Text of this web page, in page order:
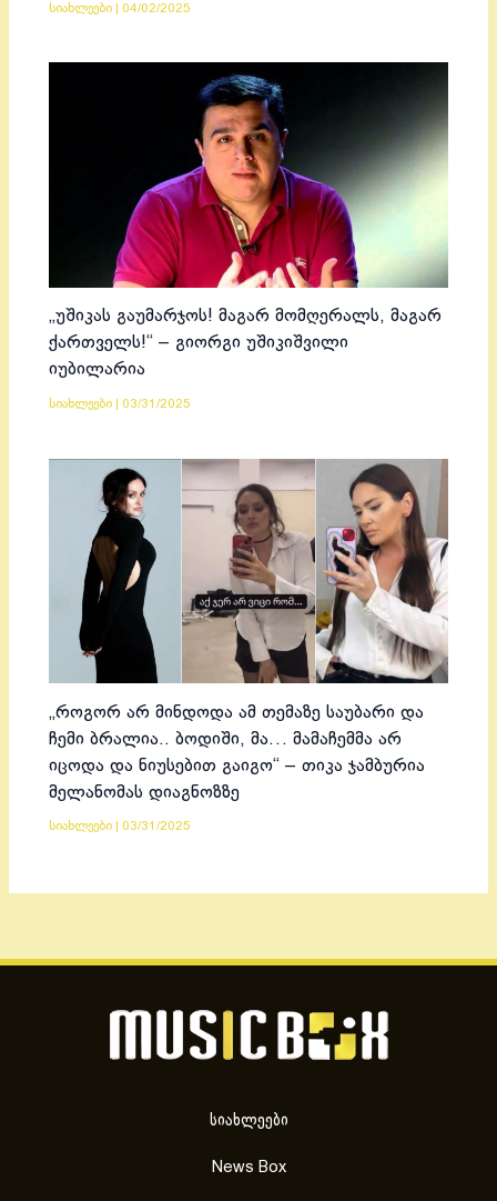
სიახლეები 04/02/2025
„უშიკას გაუმარჯოს! მაგარ მომღერალს, მაგარ
ქართველს!“ – გიორგი უშიკიშვილი
იუბილარია
სიახლეები 03/31/2025
„როგორ არ მინდოდა ამ თემაზე საუბარი და
ჩემი ბრალია.. ბოდიში, მა… მამაჩემმა არ
იცოდა და ნიუსებით გაიგო“ – თიკა ჯამბურია
მელანომას დიაგნოზზე
სიახლეები 03/31/2025
სიახლეები
News Box